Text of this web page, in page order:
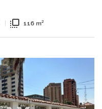
flip_to_front 116 m²